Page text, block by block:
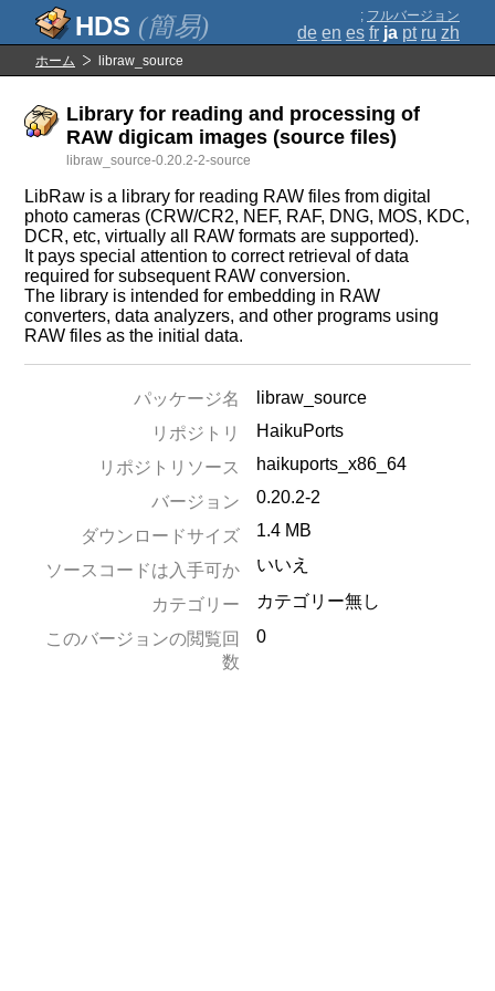
(簡易) ; フルバージョン
de en es fr ja pt ru zh
ホーム libraw_source
Library for reading and processing of
RAW digicam images (source files)
libraw_source-0.20.2-2-source
LibRaw is a library for reading RAW files from digital
photo cameras (CRW/CR2, NEF, RAF, DNG, MOS, KDC,
DCR, etc, virtually all RAW formats are supported).
It pays special attention to correct retrieval of data
required for subsequent RAW conversion.
The library is intended for embedding in RAW
converters, data analyzers, and other programs using
RAW files as the initial data.
パッケージ名
libraw_source
リポジトリ
HaikuPorts
リポジトリソース
haikuports_x86_64
バージョン
0.20.2-2
ダウンロードサイズ 1.4 MB
ソースコードは入手可か いいえ
カテゴリー
カテゴリー無し
このバージョンの閲覧回
数
0